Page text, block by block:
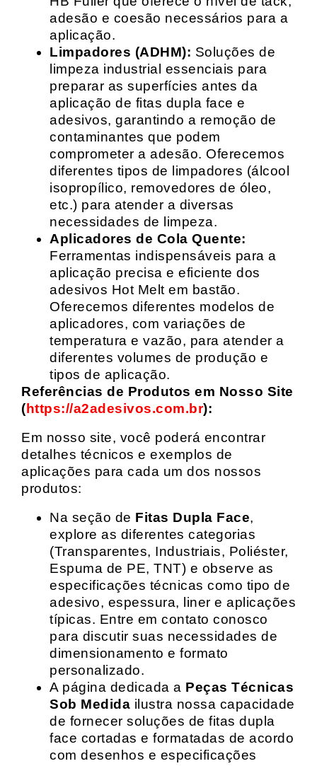
adesão e coesão necessários para a
aplicação.
Limpadores (ADHM): Soluções de
limpeza industrial essenciais para
preparar as superfícies antes da
aplicação de fitas dupla face e
adesivos, garantindo a remoção de
contaminantes que podem
comprometer a adesão. Oferecemos
diferentes tipos de limpadores (álcool
isopropílico, removedores de óleo,
etc.) para atender a diversas
necessidades de limpeza.
Aplicadores de Cola Quente:
Ferramentas indispensáveis para a
aplicação precisa e eficiente dos
adesivos Hot Melt em bastão.
Oferecemos diferentes modelos de
aplicadores, com variações de
temperatura e vazão, para atender a
diferentes volumes de produção e
tipos de aplicação.
Referências de Produtos em Nosso Site
(https://a2adesivos.com.br):
Em nosso site, você poderá encontrar
detalhes técnicos e exemplos de
aplicações para cada um dos nossos
produtos:
Na seção de Fitas Dupla Face,
explore as diferentes categorias
(Transparentes, Industriais, Poliéster,
Espuma de PE, TNT) e observe as
especificações técnicas como tipo de
adesivo, espessura, liner e aplicações
típicas. Entre em contato conosco
para discutir suas necessidades de
dimensionamento e formato
personalizado.
A página dedicada a Peças Técnicas
Sob Medida ilustra nossa capacidade
de fornecer soluções de fitas dupla
face cortadas e formatadas de acordo
com desenhos e especificações